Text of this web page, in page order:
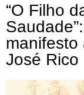
“O Filho
manifesto
José Rico